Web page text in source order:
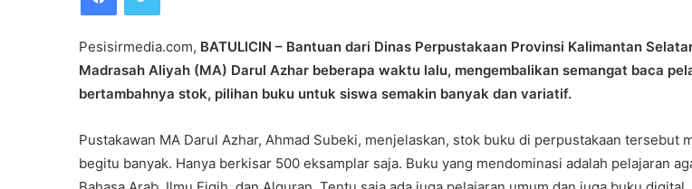
Pesisirmedia.com, BATULICIN – Bantuan dari Dinas Perpustakaan Provinsi Kalimantan
Madrasah Aliyah (MA) Darul Azhar beberapa waktu lalu, mengembalikan semangat baca
bertambahnya stok, pilihan buku untuk siswa semakin banyak dan variatif.
Pustakawan MA Darul Azhar, Ahmad Subeki, menjelaskan, stok buku di perpustakaan tersebut
begitu banyak. Hanya berkisar 500 eksamplar saja. Buku yang mendominasi adalah pelajaran